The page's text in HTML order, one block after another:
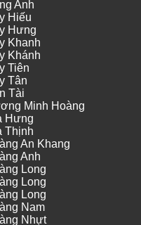
Anh
Hiếu
Hưng
Khanh
Khánh
Tiên
Tân
Tài
Minh Hoàng
Hưng
Thịnh
An Khang
Anh
Long
Long
Long
Nam
Nhựt